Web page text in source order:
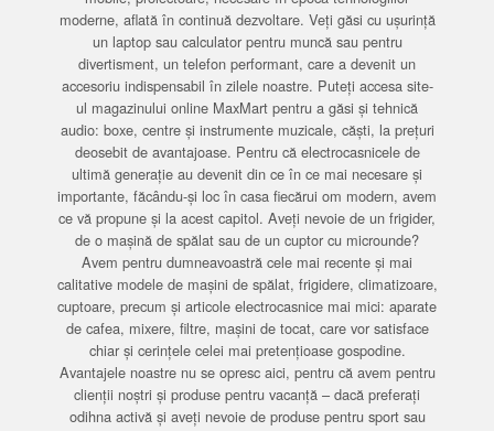
moderne, aflată în continuă dezvoltare. Veți găsi cu ușurință
un laptop sau calculator pentru muncă sau pentru
divertisment, un telefon performant, care a devenit un
accesoriu indispensabil în zilele noastre. Puteți accesa site-
ul magazinului online MaxMart pentru a găsi și tehnică
audio: boxe, centre și instrumente muzicale, căști, la prețuri
deosebit de avantajoase. Pentru că electrocasnicele de
ultimă generație au devenit din ce în ce mai necesare și
importante, făcându-și loc în casa fiecărui om modern, avem
ce vă propune și la acest capitol. Aveți nevoie de un frigider,
de o mașină de spălat sau de un cuptor cu microunde?
Avem pentru dumneavoastră cele mai recente și mai
calitative modele de mașini de spălat, frigidere, climatizoare,
cuptoare, precum și articole electrocasnice mai mici: aparate
de cafea, mixere, filtre, mașini de tocat, care vor satisface
chiar și cerințele celei mai pretențioase gospodine.
Avantajele noastre nu se opresc aici, pentru că avem pentru
clienții noștri și produse pentru vacanță – dacă preferați
odihna activă și aveți nevoie de produse pentru sport sau